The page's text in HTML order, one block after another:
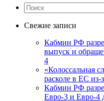
Свежие записи
Кабмин РФ
выпуск и
4
«Колоссальная
расколе в ЕС из-
Кабмин РФ
Евро-3 и Евро-4